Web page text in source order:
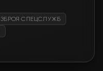
ЗБРОЯ СПЕЦСЛУЖБ